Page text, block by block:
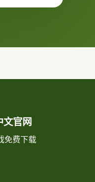
官网
免费下载